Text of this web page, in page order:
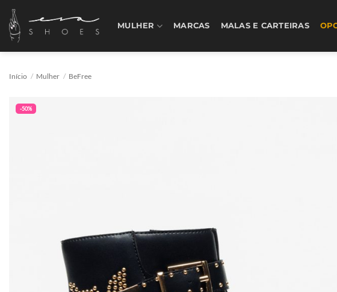
Skip
content
MULHER MARCAS MALAS E CARTEIRAS
Início / Mulher / BeFree
-50%